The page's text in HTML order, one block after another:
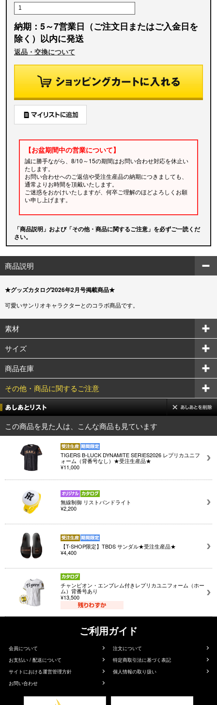
納期：5～7営業日（ご注文日またはご入金日を
除く）以内に発送
返品・交換について
【お盆期間中の営業について】
誠に勝手ながら、8/10～15の期間はお問い合わせ対応を休止い
たします。
お問い合わせへのご返信や受注生産品の納期につきましても、
通常よりお時間を頂戴いたします。
ご迷惑をおかけいたしますが、何卒ご理解のほどよろしくお願
い申し上げます。
「商品説明」および「その他・商品に関するご注意」を必ずご一読くだ
さい。
商品説明
★グッズカタログ2026年2月号掲載商品★
可愛いサンリオキャラクターとのコラボ商品です。
素材
サイズ
商品在庫
その他・商品に関するご注意
この商品を見た人は、こんな商品も見ています
TIGERS B-LUCK DYNAMITE SERIES2026 レプリカユニフ
ォーム（背番号なし）★受注生産品★
¥11,000
無線制御 リストバンドライト
¥2,200
【T-SHOP限定】TBDS サンダル★受注生産品★
¥4,400
チャンピオン・エンブレム付きレプリカユニフォーム（ホー
ム）背番号あり
¥13,500
ご利用ガイド
会員について
注文について
お支払い / 配送について
特定商取引法に基づく表記
サイトにおける運営管理方針
個人情報の取り扱い
お問い合わせ